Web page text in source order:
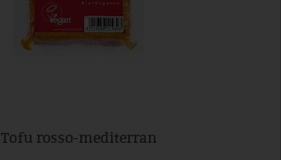
Tofu rosso-mediterran